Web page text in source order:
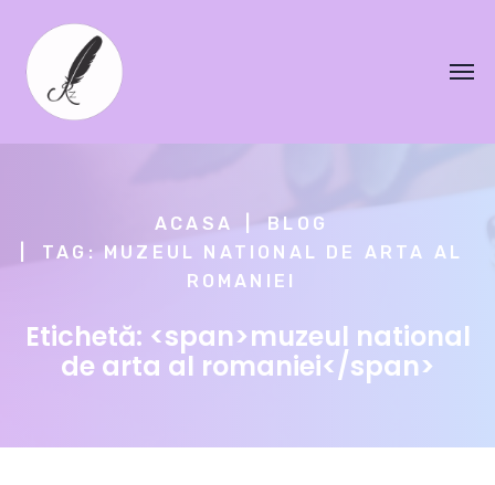
ACASA
BLOG
TAG: MUZEUL NATIONAL DE ARTA AL
ROMANIEI
Etichetă: <span>muzeul national
de arta al romaniei</span>